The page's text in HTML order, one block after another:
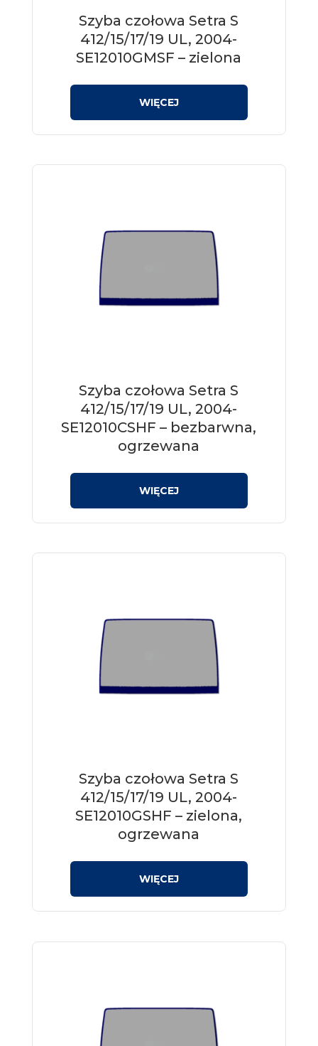
Szyba czołowa Setra S
412/15/17/19 UL, 2004-
SE12010GMSF – zielona
Szyba czołowa Setra S
412/15/17/19 UL, 2004-
SE12010CSHF – bezbarwna,
ogrzewana
Szyba czołowa Setra S
412/15/17/19 UL, 2004-
SE12010GSHF – zielona,
ogrzewana